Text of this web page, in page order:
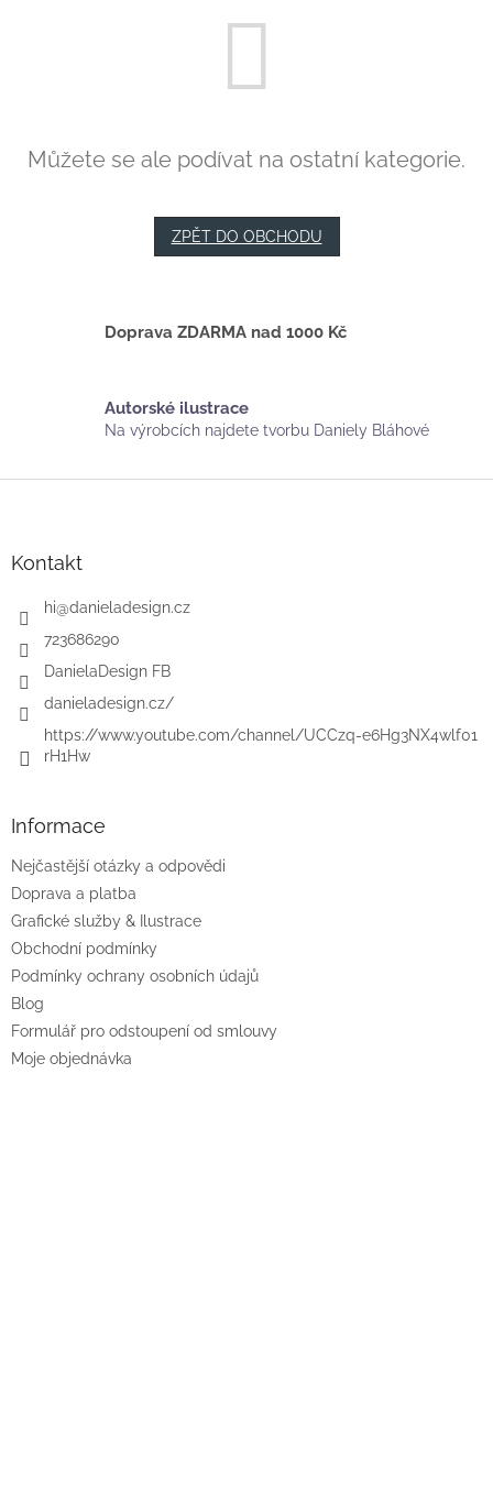
Můžete se ale podívat na ostatní kategorie.
ZPĚT DO OBCHODU
Doprava ZDARMA nad 1000 Kč
Autorské ilustrace
Na výrobcích najdete tvorbu Daniely Bláhové
Kontakt
hi@danieladesign.cz
723686290
DanielaDesign FB
danieladesign.cz/
https://www.youtube.com/channel/UCCzq-e6Hg3NX4wlf01
rH1Hw
Informace
Nejčastější otázky a odpovědi
Doprava a platba
Grafické služby & Ilustrace
Obchodní podmínky
Podmínky ochrany osobních údajů
Blog
Formulář pro odstoupení od smlouvy
Moje objednávka